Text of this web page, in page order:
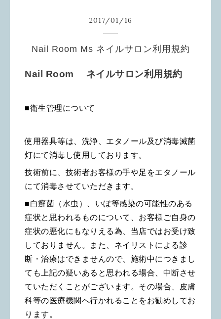
2017/01/16
Nail Room Ms ネイルサロン利用規約
Nail Room ネイルサロン利用規約
■衛生管理について
使用器具等は、洗浄、エタノール及び消毒滅菌
灯にて消毒し使用しております。
技術前に、技術者お客様の手や足をエタノール
にて消毒させていただきます。
■白癬菌（水虫）、いぼ等感染の可能性のある
症状と思われるものについて、お客様ご自身の
症状の悪化にもなりえる為、当店ではお受け致
しておりません。また、ネイリストによる診
断・治療はできませんので、施術中につきまし
ても上記の疑いあると思われる場合、中断させ
ていただくことがございます。その場合、皮膚
科等の医療機関へ行かれることをお勧めしてお
ります。